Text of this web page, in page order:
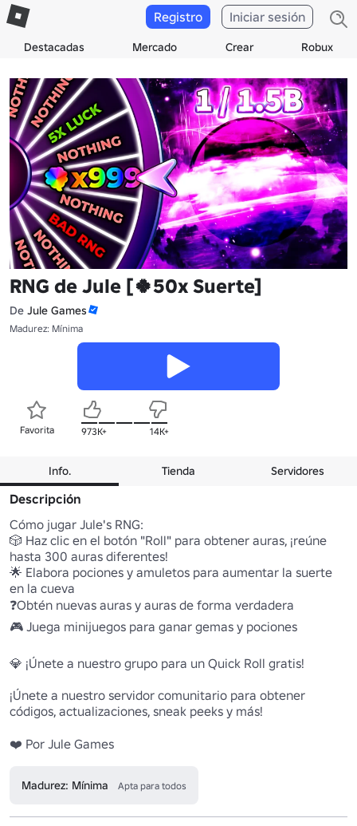
Destacadas Mercado Crear Robux
Registro Iniciar sesión
RNG de Jule [🍀50x Suerte]
De Jule Games
Madurez: Mínima
Favorita 973K+ 14K+
Info. Tienda Servidores
Descripción
Cómo jugar Jule's RNG:
🎲 Haz clic en el botón "Roll" para obtener auras, ¡reúne
hasta 300 auras diferentes!
🌟 Elabora pociones y amuletos para aumentar la suerte
en la cueva
❓Obtén nuevas auras y auras de forma verdadera
🎮 Juega minijuegos para ganar gemas y pociones
💎 ¡Únete a nuestro grupo para un Quick Roll gratis!
¡Únete a nuestro servidor comunitario para obtener
códigos, actualizaciones, sneak peeks y más!
❤️ Por Jule Games
Madurez: Mínima Apta para todos